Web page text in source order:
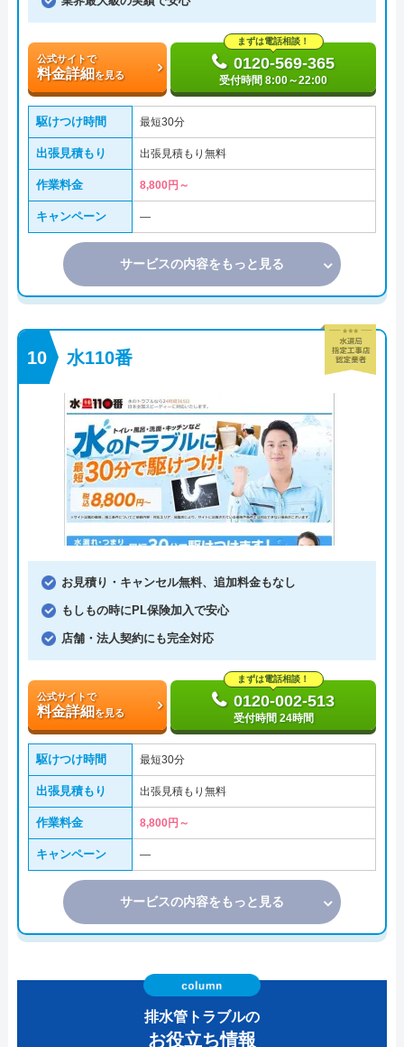
公式サイトで
料金詳細を見る
まずは電話相談！
0120-569-365
受付時間 8:00～22:00
駆けつけ時間 最短30分
出張見積もり 出張見積もり無料
作業料金 8,800円～
キャンペーン ―
サービスの内容をもっと見る
水110番
お見積り・キャンセル無料、追加料金もなし
もしもの時にPL保険加入で安心
店舗・法人契約にも完全対応
公式サイトで
料金詳細を見る
まずは電話相談！
0120-002-513
受付時間 24時間
駆けつけ時間 最短30分
出張見積もり 出張見積もり無料
作業料金 8,800円～
キャンペーン ―
サービスの内容をもっと見る
排水管トラブルの
お役立ち情報